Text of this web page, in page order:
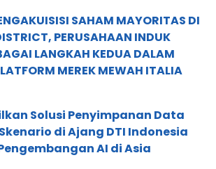
SAHAM MAYORITAS DI
PERUSAHAAN INDUK
LANGKAH KEDUA DALAM
MEREK MEWAH ITALIA
Solusi Penyimpanan Data
di Ajang DTI Indonesia
AI di Asia